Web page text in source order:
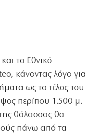
το Εθνικό
κάνοντας λόγο για
ως το τέλος του
περίπου 1.500 μ.
θάλασσας θα
πάνω από τα